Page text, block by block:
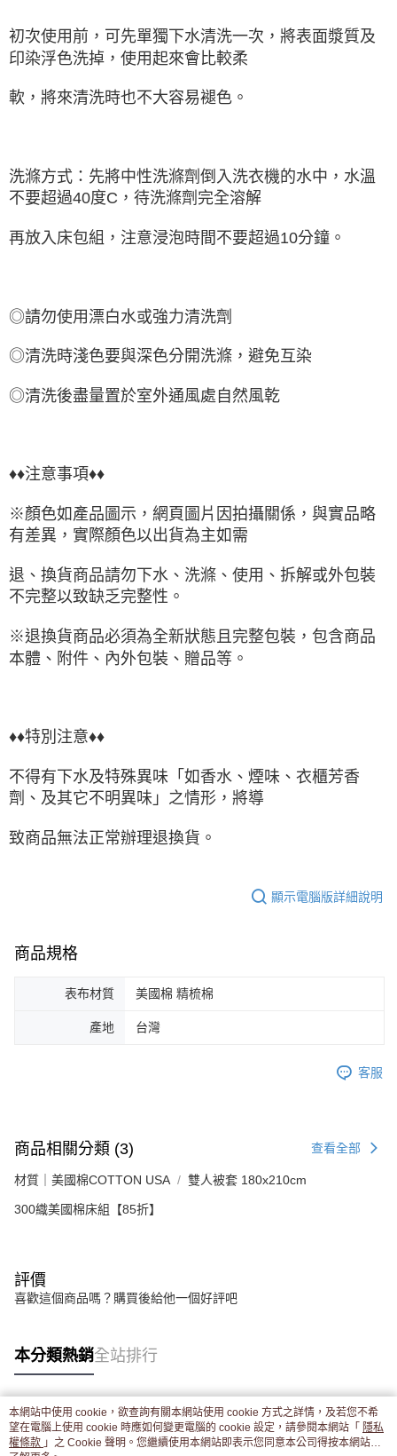
初次使用前，可先單獨下水清洗一次，將表面漿質及
印染浮色洗掉，使用起來會比較柔
軟，將來清洗時也不大容易褪色。
洗滌方式：先將中性洗滌劑倒入洗衣機的水中，水溫
不要超過40度C，待洗滌劑完全溶解
再放入床包組，注意浸泡時間不要超過10分鐘。
◎請勿使用漂白水或強力清洗劑
◎清洗時淺色要與深色分開洗滌，避免互染
◎清洗後盡量置於室外通風處自然風乾
♦♦注意事項♦♦
※顏色如產品圖示，網頁圖片因拍攝關係，與實品略
有差異，實際顏色以出貨為主如需
退、換貨商品請勿下水、洗滌、使用、拆解或外包裝
不完整以致缺乏完整性。
※退換貨商品必須為全新狀態且完整包裝，包含商品
本體、附件、內外包裝、贈品等。
♦♦特別注意♦♦
不得有下水及特殊異味「如香水、煙味、衣櫃芳香
劑、及其它不明異味」之情形，將導
致商品無法正常辦理退換貨。
顯示電腦版詳細說明
商品規格
表布材質 美國棉 精梳棉
產地 台灣
客服
商品相關分類 (3) 查看全部
材質｜美國棉COTTON USA 雙人被套 180x210cm
300織美國棉床組【85折】
評價
喜歡這個商品嗎？購買後給他一個好評吧
本分類熱銷全站排行
熱門標籤
本網站中使用 cookie，欲查詢有關本網站使用 cookie 方式之詳情，及若您不希
望在電腦上使用 cookie 時應如何變更電腦的 cookie 設定，請參閱本網站「 隱私
權條款 」之 Cookie 聲明。您繼續使用本網站即表示您同意本公司得按本網站使